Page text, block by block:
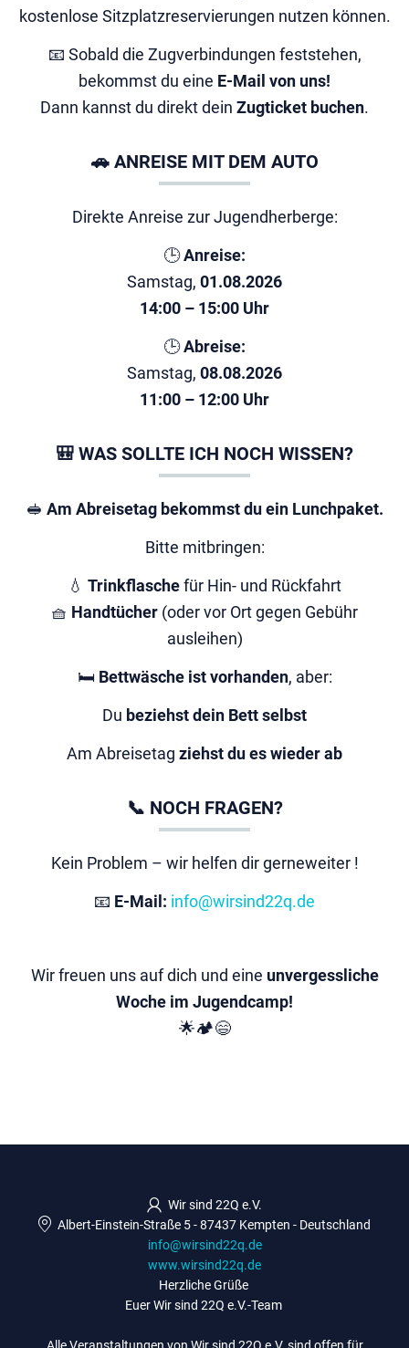
kostenlose Sitzplatzreservierungen nutzen können.
📧 Sobald die Zugverbindungen feststehen,
bekommst du eine E-Mail von uns!
Dann kannst du direkt dein Zugticket buchen.
🚗 ANREISE MIT DEM AUTO
Direkte Anreise zur Jugendherberge:
🕒Anreise:
Samstag, 01.08.2026
14:00 – 15:00 Uhr
🕒Abreise:
Samstag, 08.08.2026
11:00 – 12:00 Uhr
🎒 WAS SOLLTE ICH NOCH WISSEN?
🥪 Am Abreisetag bekommst du ein Lunchpaket.
Bitte mitbringen:
💧 Trinkflaschefür Hin- und Rückfahrt
🧺 Handtücher (oder vor Ort gegen Gebühr
ausleihen)
🛏️ Bettwäsche ist vorhanden, aber:
Du beziehst dein Bett selbst
Am Abreisetag ziehst du es wieder ab
📞 NOCH FRAGEN?
Kein Problem – wir helfen dir gerneweiter !
📧 E-Mail: info@wirsind22q.de
Wir freuen uns auf dich und eine unvergessliche
Woche im Jugendcamp!
🌟🏕️😄
Wir sind 22Q e.V.
Albert-Einstein-Straße 5-87437 Kempten - Deutschland
info@wirsind22q.de
www.wirsind22q.de
Herzliche Grüße
Euer Wir sind 22Q e.V.-Team